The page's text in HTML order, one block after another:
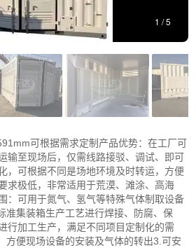
1 /5
可根据需求定制产品优势：在工厂可
输至现场后，仅需线路接驳、调试、即可
，可根据不同是场地环境及时转运，方便
求极低，非常适用于荒漠、滩涂、高海
：可用于氮气、氢气等特殊气体制取设备
准集装箱生产工艺进行焊接、防腐、保
行加工生产，满足不同项目定制化的需
方便现场设备的安装及气体的转出3.可安